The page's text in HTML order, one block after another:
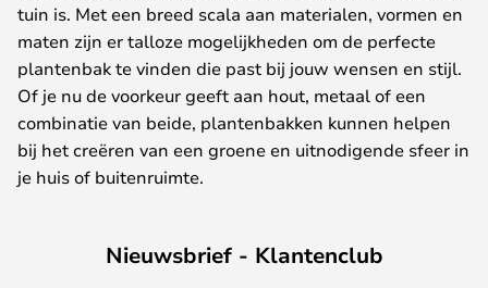
tuin is. Met een breed scala aan materialen, vormen en
maten zijn er talloze mogelijkheden om de perfecte
plantenbak te vinden die past bij jouw wensen en stijl.
Of je nu de voorkeur geeft aan hout, metaal of een
combinatie van beide, plantenbakken kunnen helpen
bij het creëren van een groene en uitnodigende sfeer in
je huis of buitenruimte.
Nieuwsbrief - Klantenclub